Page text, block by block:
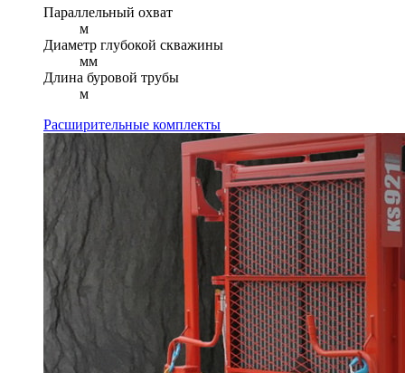
Параллельный охват
м
Диаметр глубокой скважины
мм
Длина буровой трубы
м
Расширительные комплекты